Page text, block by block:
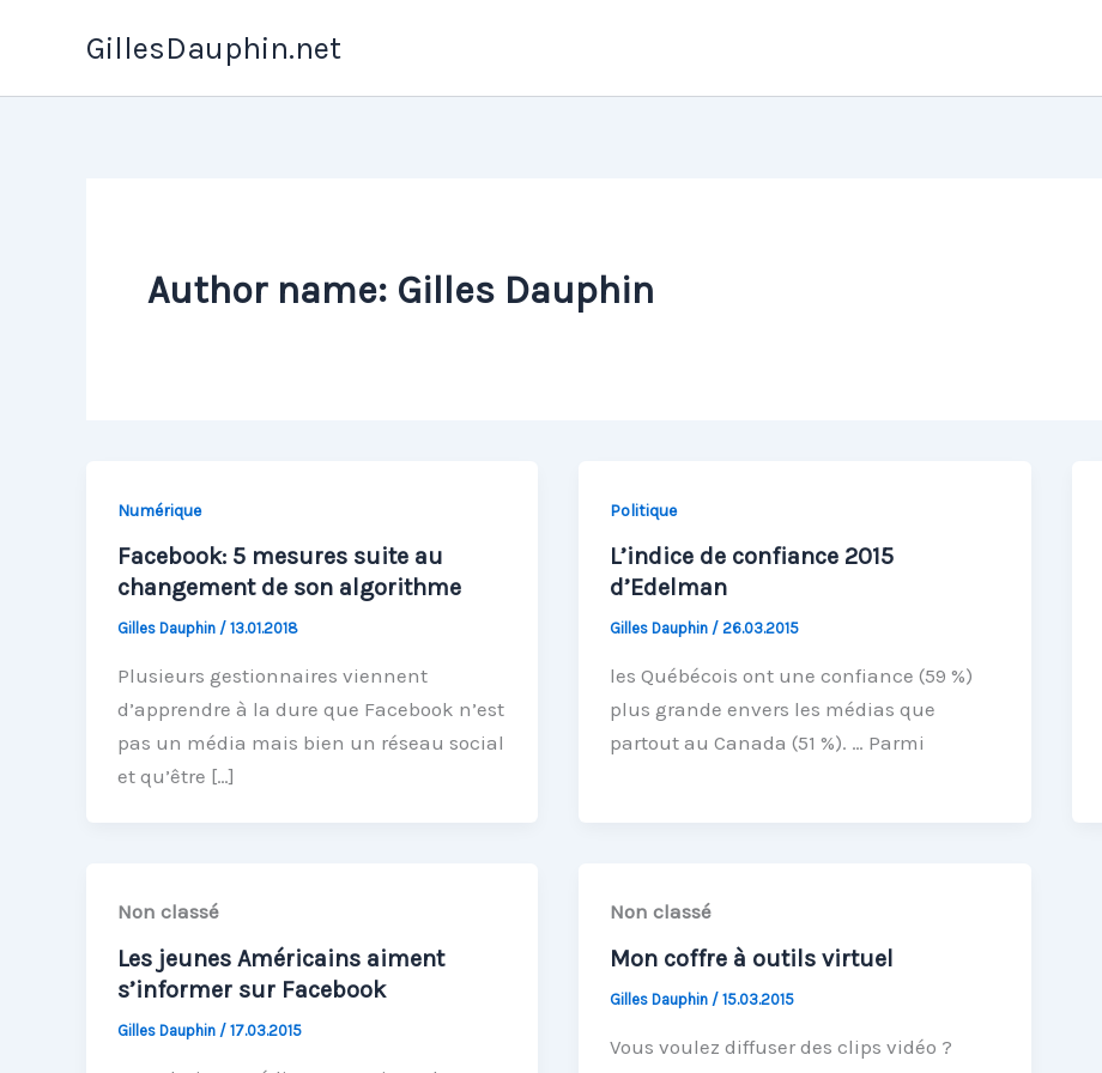
GillesDauphin.net
Author name: Gilles Dauphin
Numérique
Facebook: 5 mesures suite au
changement de son algorithme
Gilles Dauphin / 13.01.2018
Plusieurs gestionnaires viennent
d’apprendre à la dure que Facebook n’est
pas un média mais bien un réseau social
et qu’être […]
Politique
L’indice de confiance 2015
d’Edelman
Gilles Dauphin / 26.03.2015
les Québécois ont une confiance (59 %)
plus grande envers les médias que
partout au Canada (51 %). … Parmi
Non classé
Les jeunes Américains aiment
s’informer sur Facebook
Gilles Dauphin / 17.03.2015
Non classé
Mon coffre à outils virtuel
Gilles Dauphin / 15.03.2015
Vous voulez diffuser des clips vidéo ?